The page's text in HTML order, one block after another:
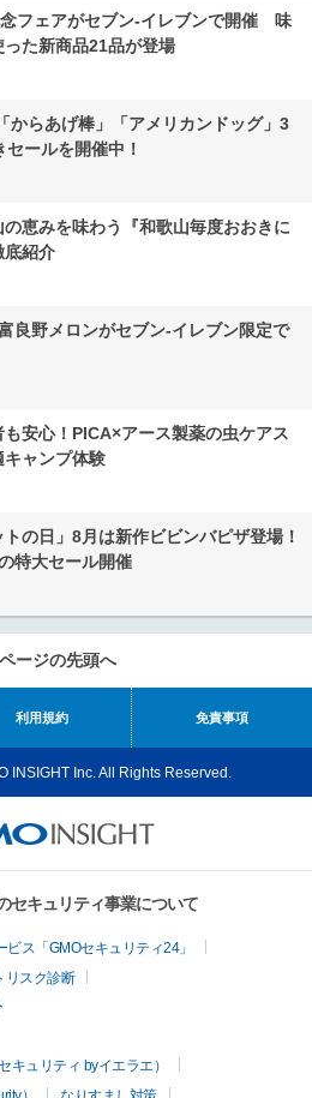
フェアがセブン-イレブンで開催 味
った新商品21品が登場
からあげ棒」「アメリカンドッグ」3
ールを開催中！
の恵みを味わう『和歌山毎度おおきに
底紹介
良野メロンがセブン‐イレブン限定で
安心！PICA×アース製薬の虫ケアス
キャンプ体験
の日」8月は新作ビビンバピザ登場！
特大セール開催
ページの先頭へ
利用規約 免責事項
INSIGHT Inc. All Rights Reserved.
セキュリティ事業について
ス「GMOセキュリティ24」
リスク診断
キュリティ byイエラエ）